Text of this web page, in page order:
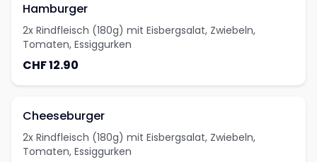
Hamburger
2x Rindfleisch (180g) mit Eisbergsalat, Zwiebeln,
Tomaten, Essiggurken
CHF 12.90
Cheeseburger
2x Rindfleisch (180g) mit Eisbergsalat, Zwiebeln,
Tomaten, Essiggurken